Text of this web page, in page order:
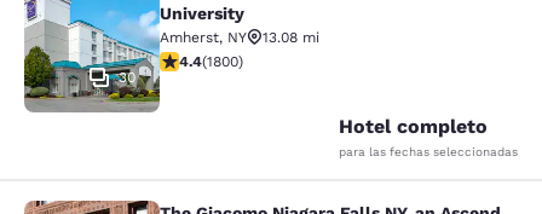
30
University
Amherst, NY
13.08 mi
calificación de 4.38 estrellas. Excelente. 1800 reseñas
4.4(1800)
Hotel completo
para las fechas seleccionadas